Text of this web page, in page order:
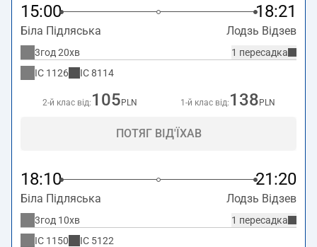
15:00 18:21
Біла Підляська Лодзь Відзев
1 пересадка
3год 20хв
IC 1126 IC8114
2-й клас від: 105 PLN 1-й клас від: 138 PLN
ПОТЯГ ВІД'ЇХАВ
18:10 21:20
Біла Підляська Лодзь Відзев
1 пересадка
3год 10хв
IC 1150 IC 5122